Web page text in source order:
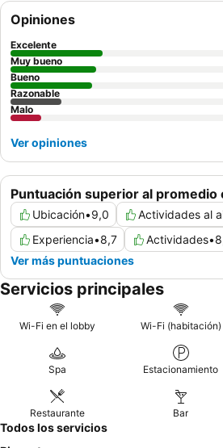
experiencia mejorada, considere
vistas al mar
costero.
Puntuación superior al promedio
Ubicación•9,0 Actividades al
Experiencia•8,7 Actividades•
Ver más puntuaciones
Opiniones
Excelente
Muy bueno
Bueno
Razonable
Malo
Ver opiniones
Servicios principales
Wi-Fi en el lobby Wi-Fi (habitación)
Spa Estacionamiento
Restaurante Bar
Todos los servicios